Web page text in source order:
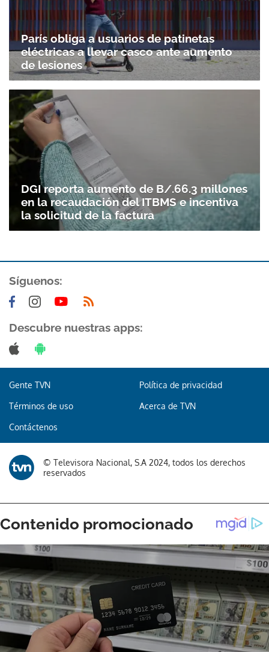
Gracias por suscribirte a nuestro boletín.
ACEPTAR
París obliga a usuarios de patinetas
eléctricas a llevar casco ante aumento
de lesiones
DGI reporta aumento de B/.66.3 millones
en la recaudación del ITBMS e incentiva
la solicitud de la factura
Síguenos:
Descubre nuestras apps:
Gente TVN Política de privacidad
Términos de uso Acerca de TVN
Contáctenos
© Televisora Nacional, S.A 2024, todos los derechos
reservados